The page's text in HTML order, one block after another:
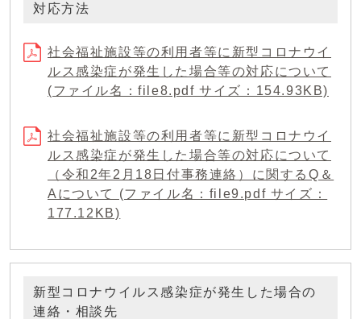
対応方法
社会福祉施設等の利用者等に新型コロナウイ
ルス感染症が発生した場合等の対応について
(ファイル名：file8.pdf サイズ：154.93KB)
社会福祉施設等の利用者等に新型コロナウイ
ルス感染症が発生した場合等の対応について
（令和2年2月18日付事務連絡）に関するQ＆
Aについて (ファイル名：file9.pdf サイズ：
177.12KB)
新型コロナウイルス感染症が発生した場合の
連絡・相談先